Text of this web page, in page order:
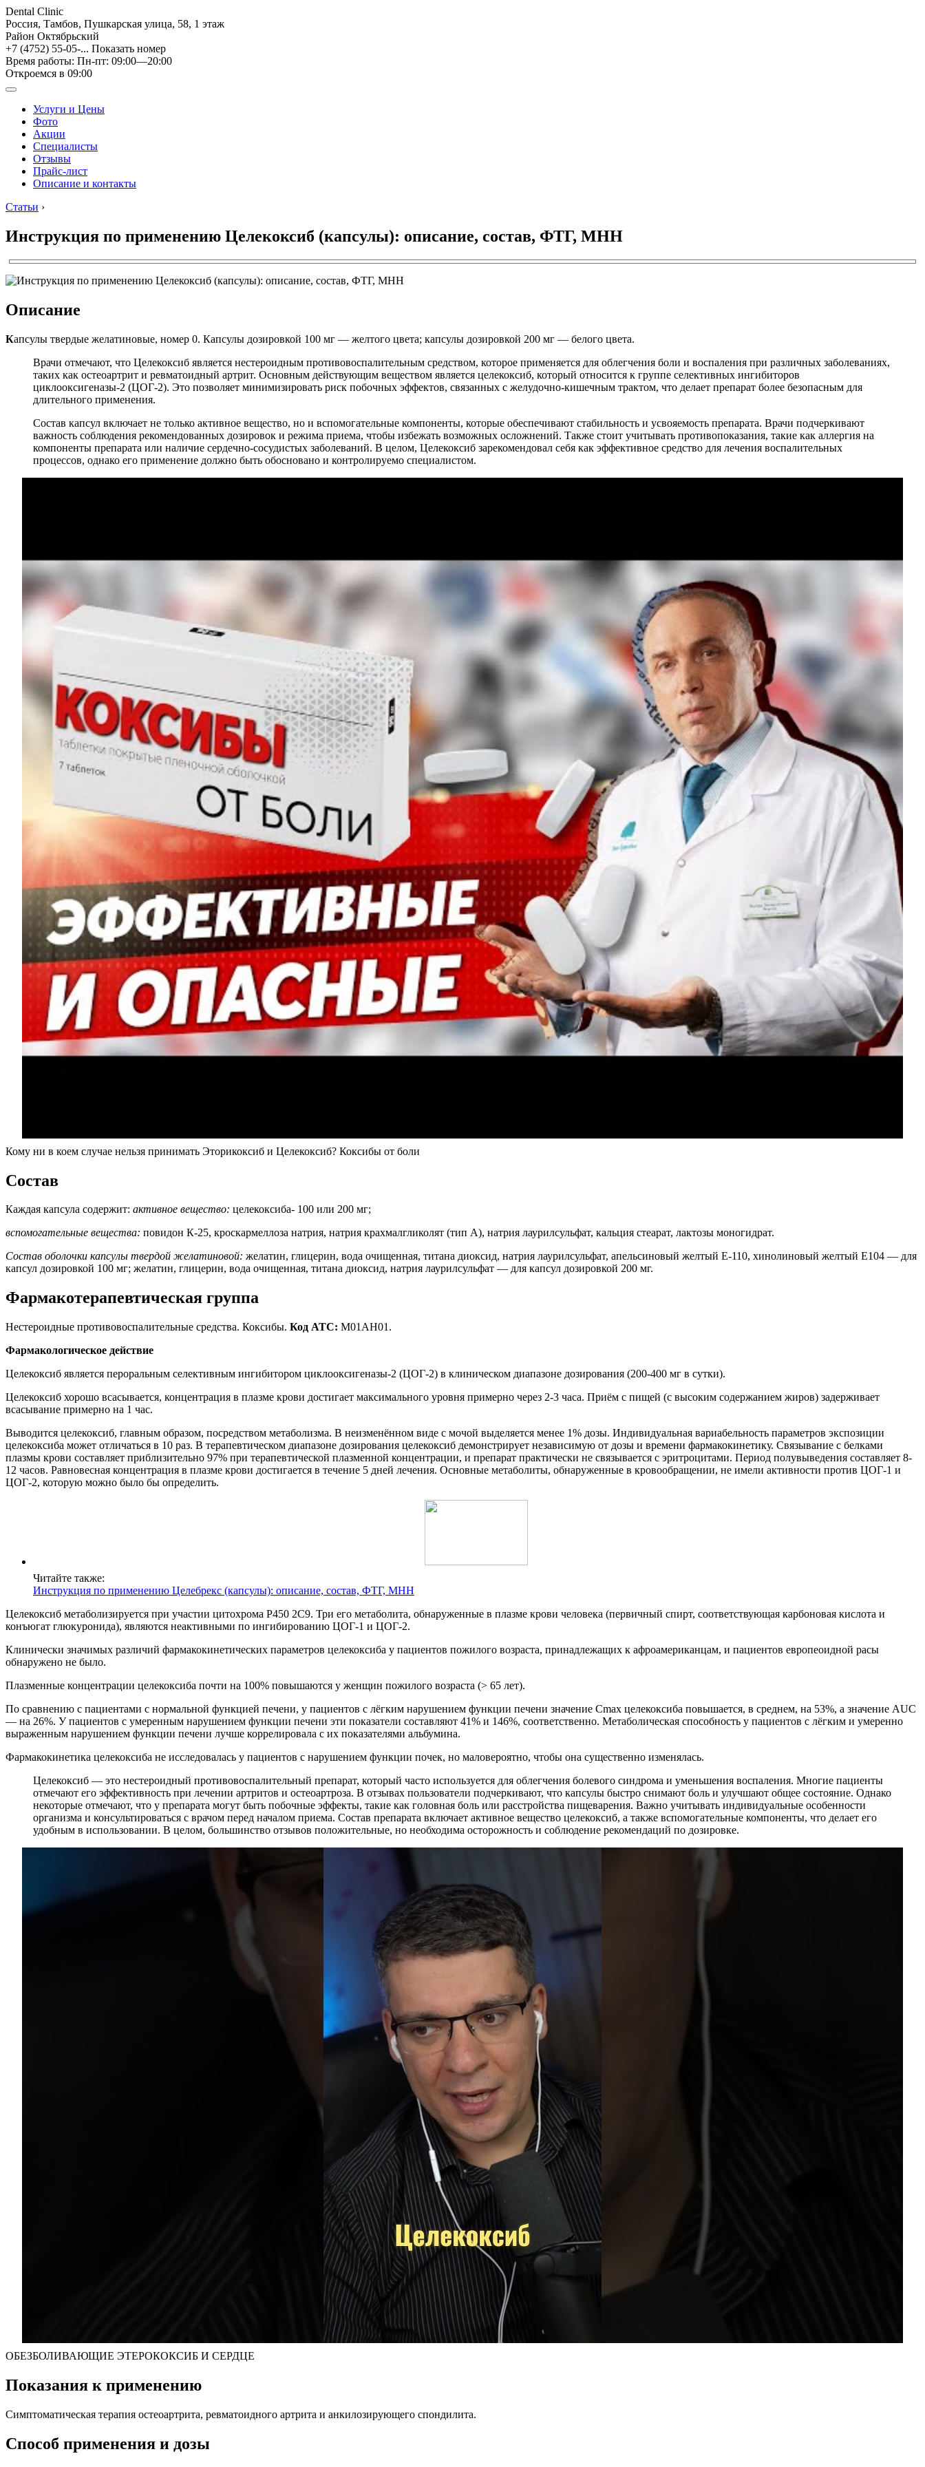
Dental Clinic
Россия, Тамбов, Пушкарская улица, 58, 1 этаж
Район Октябрьский
+7 (4752) 55-05-... Показать номер
Время работы: Пн-пт: 09:00—20:00
Откроемся в 09:00
Услуги и Цены
Фото
Акции
Специалисты
Отзывы
Прайс-лист
Описание и контакты
Статьи ›
Инструкция по применению Целекоксиб (капсулы): описание, состав, ФТГ, МНН
Описание
Капсулы твердые желатиновые, номер 0. Капсулы дозировкой 100 мг — желтого цвета; капсулы дозировкой 200 мг — белого цвета.
Врачи отмечают, что Целекоксиб является нестероидным противовоспалительным средством, которое применяется для облегчения боли и воспаления при различных заболеваниях,
таких как остеоартрит и ревматоидный артрит. Основным действующим веществом является целекоксиб, который относится к группе селективных ингибиторов
циклооксигеназы-2 (ЦОГ-2). Это позволяет минимизировать риск побочных эффектов, связанных с желудочно-кишечным трактом, что делает препарат более безопасным для
длительного применения.
Состав капсул включает не только активное вещество, но и вспомогательные компоненты, которые обеспечивают стабильность и усвояемость препарата. Врачи подчеркивают
важность соблюдения рекомендованных дозировок и режима приема, чтобы избежать возможных осложнений. Также стоит учитывать противопоказания, такие как аллергия на
компоненты препарата или наличие сердечно-сосудистых заболеваний. В целом, Целекоксиб зарекомендовал себя как эффективное средство для лечения воспалительных
процессов, однако его применение должно быть обосновано и контролируемо специалистом.
Кому ни в коем случае нельзя принимать Эторикоксиб и Целекоксиб? Коксибы от боли
Состав
Каждая капсула содержит: активное вещество: целекоксиба- 100 или 200 мг;
вспомогательные вещества: повидон К-25, кроскармеллоза натрия, натрия крахмалгликолят (тип А), натрия лаурилсульфат, кальция стеарат, лактозы моногидрат.
Состав оболочки капсулы твердой желатиновой: желатин, глицерин, вода очищенная, титана диоксид, натрия лаурилсульфат, апельсиновый желтый Е-110, хинолиновый желтый Е104 — для
капсул дозировкой 100 мг; желатин, глицерин, вода очищенная, титана диоксид, натрия лаурилсульфат — для капсул дозировкой 200 мг.
Фармакотерапевтическая группа
Нестероидные противовоспалительные средства. Коксибы. Код АТС: М01АН01.
Фармакологическое действие
Целекоксиб является пероральным селективным ингибитором циклооксигеназы-2 (ЦОГ-2) в клиническом диапазоне дозирования (200-400 мг в сутки).
Целекоксиб хорошо всасывается, концентрация в плазме крови достигает максимального уровня примерно через 2-3 часа. Приём с пищей (с высоким содержанием жиров) задерживает
всасывание примерно на 1 час.
Выводится целекоксиб, главным образом, посредством метаболизма. В неизменённом виде с мочой выделяется менее 1% дозы. Индивидуальная вариабельность параметров экспозиции
целекоксиба может отличаться в 10 раз. В терапевтическом диапазоне дозирования целекоксиб демонстрирует независимую от дозы и времени фармакокинетику. Связывание с белками
плазмы крови составляет приблизительно 97% при терапевтической плазменной концентрации, и препарат практически не связывается с эритроцитами. Период полувыведения составляет 8-
12 часов. Равновесная концентрация в плазме крови достигается в течение 5 дней лечения. Основные метаболиты, обнаруженные в кровообращении, не имели активности против ЦОГ-1 и
ЦОГ-2, которую можно было бы определить.
Читайте также:
Инструкция по применению Целебрекс (капсулы): описание, состав, ФТГ, МНН
Целекоксиб метаболизируется при участии цитохрома Р450 2С9. Три его метаболита, обнаруженные в плазме крови человека (первичный спирт, соответствующая карбоновая кислота и
конъюгат глюкуронида), являются неактивными по ингибированию ЦОГ-1 и ЦОГ-2.
Клинически значимых различий фармакокинетических параметров целекоксиба у пациентов пожилого возраста, принадлежащих к афроамериканцам, и пациентов европеоидной расы
обнаружено не было.
Плазменные концентрации целекоксиба почти на 100% повышаются у женщин пожилого возраста (> 65 лет).
По сравнению с пациентами с нормальной функцией печени, у пациентов с лёгким нарушением функции печени значение Сmах целекоксиба повышается, в среднем, на 53%, а значение AUC
— на 26%. У пациентов с умеренным нарушением функции печени эти показатели составляют 41% и 146%, соответственно. Метаболическая способность у пациентов с лёгким и умеренно
выраженным нарушением функции печени лучше коррелировала с их показателями альбумина.
Фармакокинетика целекоксиба не исследовалась у пациентов с нарушением функции почек, но маловероятно, чтобы она существенно изменялась.
Целекоксиб — это нестероидный противовоспалительный препарат, который часто используется для облегчения болевого синдрома и уменьшения воспаления. Многие пациенты
отмечают его эффективность при лечении артритов и остеоартроза. В отзывах пользователи подчеркивают, что капсулы быстро снимают боль и улучшают общее состояние. Однако
некоторые отмечают, что у препарата могут быть побочные эффекты, такие как головная боль или расстройства пищеварения. Важно учитывать индивидуальные особенности
организма и консультироваться с врачом перед началом приема. Состав препарата включает активное вещество целекоксиб, а также вспомогательные компоненты, что делает его
удобным в использовании. В целом, большинство отзывов положительные, но необходима осторожность и соблюдение рекомендаций по дозировке.
ОБЕЗБОЛИВАЮЩИЕ ЭТЕРОКОКСИБ И СЕРДЦЕ
Показания к применению
Симптоматическая терапия остеоартрита, ревматоидного артрита и анкилозирующего спондилита.
Способ применения и дозы